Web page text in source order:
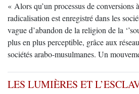
« Alors qu’un processus de conversions
radicalisation est enregistré dans les
vague d’abandon de la religion de la
plus en plus perceptible, grâce aux
sociétés arabo-musulmanes. Un
LES LUMIÈRES ET